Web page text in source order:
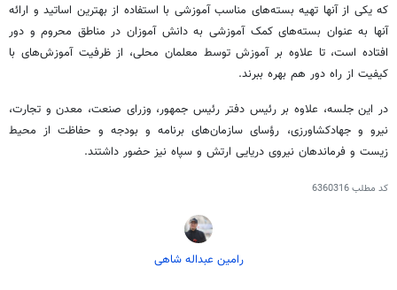
که یکی از آنها تهیه بسته‌های مناسب آموزشی با استفاده از بهترین اساتید و ارائه
آنها به عنوان بسته‌های کمک آموزشی به دانش آموزان در مناطق محروم و دور
افتاده است، تا علاوه بر آموزش توسط معلمان محلی، از ظرفیت آموزش‌های با
کیفیت از راه دور هم بهره ببرند.
در این جلسه، علاوه بر رئیس دفتر رئیس جمهور، وزرای صنعت، معدن و تجارت،
نیرو وجهادکشاورزی، رؤسای سازمان‌های برنامه و بودجه و حفاظت از محیط
زیست و فرماندهان نیروی دریایی ارتش و سپاه نیز حضور داشتند.
کد مطلب6360316
رامین عبداله شاهی